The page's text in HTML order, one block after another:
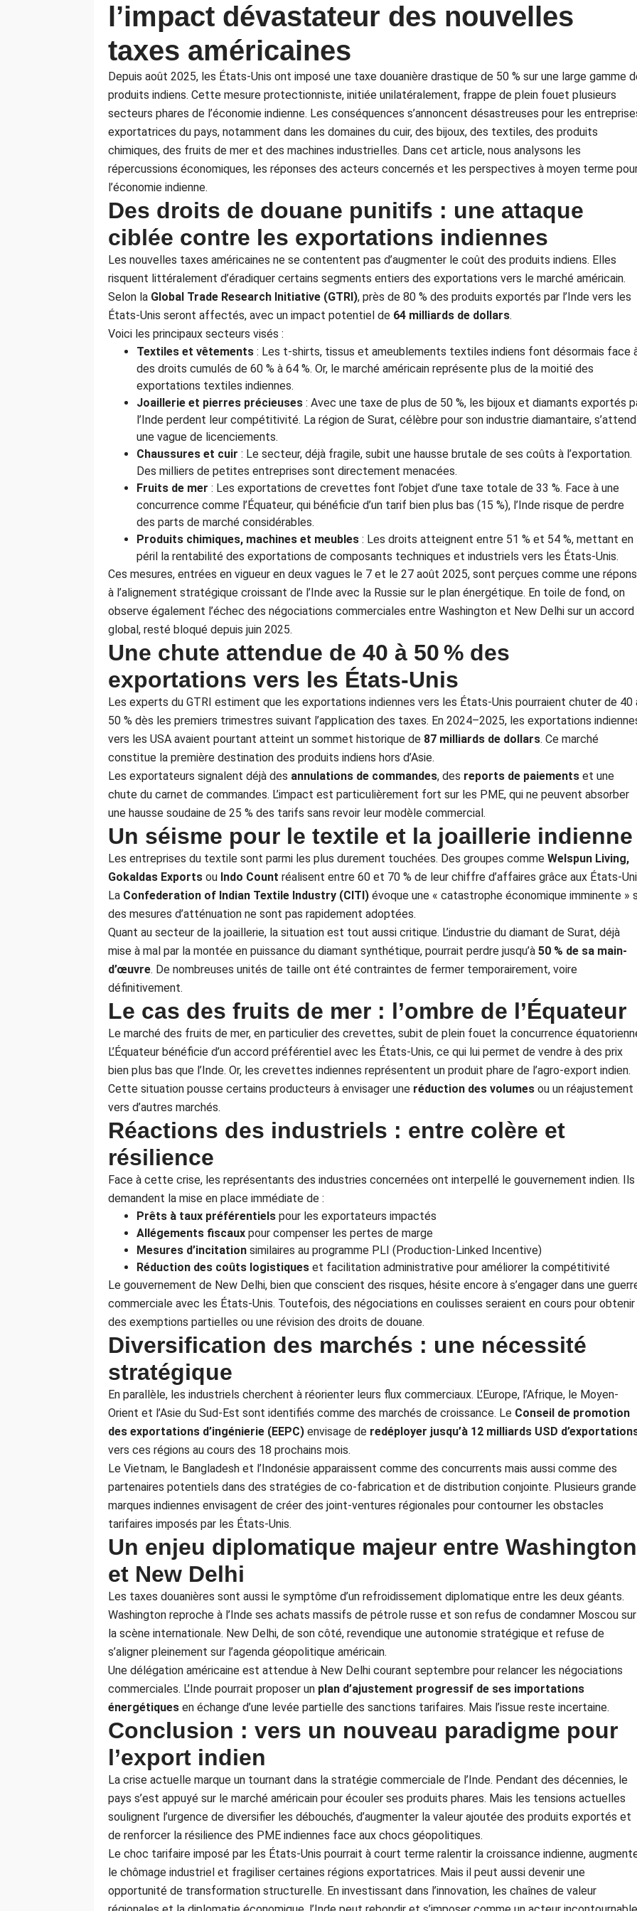
l’impact dévastateur des nouvelles
taxes américaines
Depuis août 2025, les États-Unis ont imposé une taxe douanière drastique de 50 % sur une large gamme
produits indiens. Cette mesure protectionniste, initiée unilatéralement, frappe de plein fouet plusieurs
secteurs phares de l’économie indienne. Les conséquences s’annoncent désastreuses pour les
exportatrices du pays, notamment dans les domaines du cuir, des bijoux, des textiles, des produits
chimiques, des fruits de mer et des machines industrielles. Dans cet article, nous analysons les
répercussions économiques, les réponses des acteurs concernés et les perspectives à moyen terme
l’économie indienne.
Des droits de douane punitifs : une attaque
ciblée contre les exportations indiennes
Les nouvelles taxes américaines ne se contentent pas d’augmenter le coût des produits indiens. Elles
risquent littéralement d’éradiquer certains segments entiers des exportations vers le marché américain.
Selon la Global Trade Research Initiative (GTRI), près de 80 % des produits exportés par l’Inde vers les
États-Unis seront affectés, avec un impact potentiel de 64 milliards de dollars.
Voici les principaux secteurs visés :
Textiles et vêtements : Les t-shirts, tissus et ameublements textiles indiens font désormais face
des droits cumulés de 60 % à 64 %. Or, le marché américain représente plus de la moitié des
exportations textiles indiennes.
Joaillerie et pierres précieuses : Avec une taxe de plus de 50 %, les bijoux et diamants exportés
l’Inde perdent leur compétitivité. La région de Surat, célèbre pour son industrie diamantaire,
une vague de licenciements.
Chaussures et cuir : Le secteur, déjà fragile, subit une hausse brutale de ses coûts à l’exportation.
Des milliers de petites entreprises sont directement menacées.
Fruits de mer : Les exportations de crevettes font l’objet d’une taxe totale de 33 %. Face à une
concurrence comme l’Équateur, qui bénéficie d’un tarif bien plus bas (15 %), l’Inde risque de perdre
des parts de marché considérables.
Produits chimiques, machines et meubles : Les droits atteignent entre 51 % et 54 %, mettant en
péril la rentabilité des exportations de composants techniques et industriels vers les États-Unis.
Ces mesures, entrées en vigueur en deux vagues le 7 et le 27 août 2025, sont perçues comme une
à l’alignement stratégique croissant de l’Inde avec la Russie sur le plan énergétique. En toile de fond, on
observe également l’échec des négociations commerciales entre Washington et New Delhi sur un accord
global, resté bloqué depuis juin 2025.
Une chute attendue de 40 à 50 % des
exportations vers les États-Unis
Les experts du GTRI estiment que les exportations indiennes vers les États-Unis pourraient chuter de 40
50 % dès les premiers trimestres suivant l’application des taxes. En 2024–2025, les exportations
vers les USA avaient pourtant atteint un sommet historique de 87 milliards de dollars. Ce marché
constitue la première destination des produits indiens hors d’Asie.
Les exportateurs signalent déjà des annulations de commandes, des reports de paiements et une
chute du carnet de commandes. L’impact est particulièrement fort sur les PME, qui ne peuvent absorber
une hausse soudaine de 25 % des tarifs sans revoir leur modèle commercial.
Un séisme pour le textile et la joaillerie indienne
Les entreprises du textile sont parmi les plus durement touchées. Des groupes comme Welspun Living,
Gokaldas Exports ou Indo Count réalisent entre 60 et 70 % de leur chiffre d’affaires grâce aux États-
La Confederation of Indian Textile Industry (CITI) évoque une « catastrophe économique imminente »
des mesures d’atténuation ne sont pas rapidement adoptées.
Quant au secteur de la joaillerie, la situation est tout aussi critique. L’industrie du diamant de Surat, déjà
mise à mal par la montée en puissance du diamant synthétique, pourrait perdre jusqu’à 50 % de sa main-
d’œuvre. De nombreuses unités de taille ont été contraintes de fermer temporairement, voire
définitivement.
Le cas des fruits de mer : l’ombre de l’Équateur
Le marché des fruits de mer, en particulier des crevettes, subit de plein fouet la concurrence
L’Équateur bénéficie d’un accord préférentiel avec les États-Unis, ce qui lui permet de vendre à des prix
bien plus bas que l’Inde. Or, les crevettes indiennes représentent un produit phare de l’agro-export indien.
Cette situation pousse certains producteurs à envisager une réduction des volumes ou un réajustement
vers d’autres marchés.
Réactions des industriels : entre colère et
résilience
Face à cette crise, les représentants des industries concernées ont interpellé le gouvernement indien. Ils
demandent la mise en place immédiate de :
Prêts à taux préférentiels pour les exportateurs impactés
Allégements fiscaux pour compenser les pertes de marge
Mesures d’incitation similaires au programme PLI (Production-Linked Incentive)
Réduction des coûts logistiques et facilitation administrative pour améliorer la compétitivité
Le gouvernement de New Delhi, bien que conscient des risques, hésite encore à s’engager dans une
commerciale avec les États-Unis. Toutefois, des négociations en coulisses seraient en cours pour obtenir
des exemptions partielles ou une révision des droits de douane.
Diversification des marchés : une nécessité
stratégique
En parallèle, les industriels cherchent à réorienter leurs flux commerciaux. L’Europe, l’Afrique, le Moyen-
Orient et l’Asie du Sud-Est sont identifiés comme des marchés de croissance. Le Conseil de promotion
des exportations d’ingénierie (EEPC) envisage de redéployer jusqu’à 12 milliards USD
vers ces régions au cours des 18 prochains mois.
Le Vietnam, le Bangladesh et l’Indonésie apparaissent comme des concurrents mais aussi comme des
partenaires potentiels dans des stratégies de co‑fabrication et de distribution conjointe. Plusieurs
marques indiennes envisagent de créer des joint-ventures régionales pour contourner les obstacles
tarifaires imposés par les États-Unis.
Un enjeu diplomatique majeur entre Washington
et New Delhi
Les taxes douanières sont aussi le symptôme d’un refroidissement diplomatique entre les deux géants.
Washington reproche à l’Inde ses achats massifs de pétrole russe et son refus de condamner Moscou sur
la scène internationale. New Delhi, de son côté, revendique une autonomie stratégique et refuse de
s’aligner pleinement sur l’agenda géopolitique américain.
Une délégation américaine est attendue à New Delhi courant septembre pour relancer les négociations
commerciales. L’Inde pourrait proposer un plan d’ajustement progressif de ses importations
énergétiques en échange d’une levée partielle des sanctions tarifaires. Mais l’issue reste incertaine.
Conclusion : vers un nouveau paradigme pour
l’export indien
La crise actuelle marque un tournant dans la stratégie commerciale de l’Inde. Pendant des décennies, le
pays s’est appuyé sur le marché américain pour écouler ses produits phares. Mais les tensions actuelles
soulignent l’urgence de diversifier les débouchés, d’augmenter la valeur ajoutée des produits exportés et
de renforcer la résilience des PME indiennes face aux chocs géopolitiques.
Le choc tarifaire imposé par les États-Unis pourrait à court terme ralentir la croissance indienne,
le chômage industriel et fragiliser certaines régions exportatrices. Mais il peut aussi devenir une
opportunité de transformation structurelle. En investissant dans l’innovation, les chaînes de valeur